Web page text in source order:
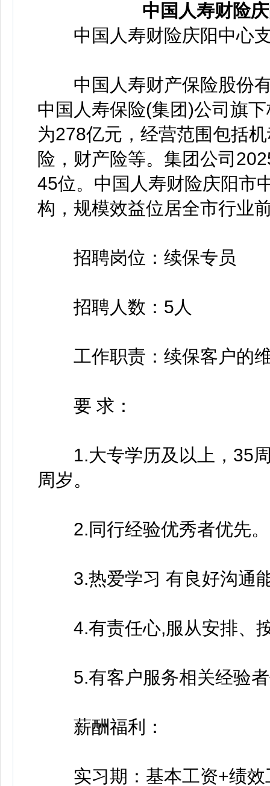
中国人寿财险
中国人寿财险庆阳中心支
中国人寿财产保险股份有
中国人寿保险(集团)公司旗
为278亿元，经营范围包括
险，财产险等。集团公司
45位。中国人寿财险庆阳市
构，规模效益位居全市行业
招聘岗位：续保专员
招聘人数：5人
工作职责：续保客户的维
要 求：
1.大专学历及以上，35周
周岁。
2.同行经验优秀者优先。
3.热爱学习 有良好沟通
4.有责任心,服从安排、
5.有客户服务相关经验者
薪酬福利：
实习期：基本工资+绩效